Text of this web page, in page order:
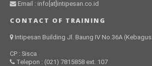
Email : info[at]intipesan.co.id
CONTACT OF TRAINING
Intipesan Building Jl. Baung IV No.36A
CP : Sisca
Telepon : (021) 7815858 ext. 107